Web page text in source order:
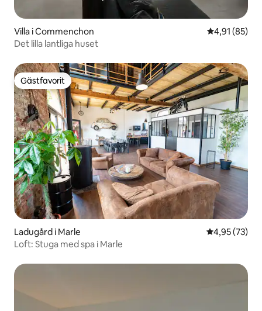
Villa i Commenchon 4,91 av 5 i
4,91 (85)
Det lilla lantliga huset
Gästfavorit
Gästfavorit
Ladugård i Marle 4,95 av 5 i
4,95 (73)
Loft: Stuga med spa i Marle